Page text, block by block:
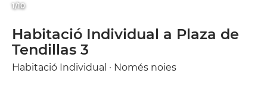
1/10
Habitació Individual a Plaza de
Tendillas 3
Habitació Individual · Només noies